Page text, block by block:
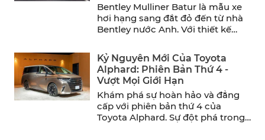
Bentley Mulliner Batur là mẫu xe
hơi hạng sang đắt đỏ đến từ nhà
Bentley nước Anh. Với thiết kế
Kỷ Nguyên Mới Của Toyota
Alphard: Phiên Bản Thứ 4 -
Vượt Mọi Giới Hạn
Khám phá sự hoàn hảo và đẳng
cấp với phiên bản thứ 4 của
Toyota Alphard. Sự đột phá trong